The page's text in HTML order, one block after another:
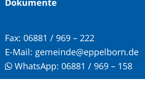
Fax: 06881 / 969 – 222
E-Mail: gemeinde@eppelborn.de
WhatsApp: 06881 / 969 – 158